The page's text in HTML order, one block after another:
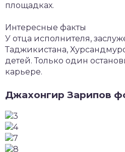
площадках.
Интересные факты
У отца исполнителя,
Таджикистана,
детей. Только один
карьере.
Джахонгир Зарипов